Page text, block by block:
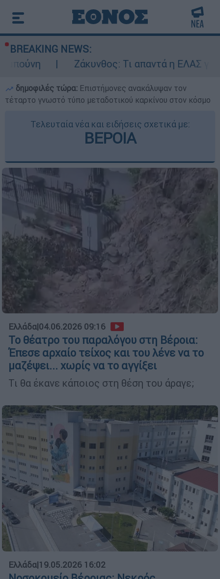
BREAKING NEWS:
Ζάκυνθος: Τι απαντά η ΕΛΑΣ για τους 8
δημοφιλές τώρα: Επιστήμονες ανακάλυψαν τον
τέταρτο γνωστό τύπο μεταδοτικού καρκίνου στον κόσμο
Τελευταία νέα και ειδήσεις σχετικά με:
ΒΕΡΟΙΑ
Ελλάδα|04.06.2026 09:16
Το θέατρο του παραλόγου στη Βέροια:
Έπεσε αρχαίο τείχος και του λένε να το
μαζέψει... χωρίς να το αγγίξει
Τι θα έκανε κάποιος στη θέση του άραγε;
Ελλάδα|19.05.2026 16:02